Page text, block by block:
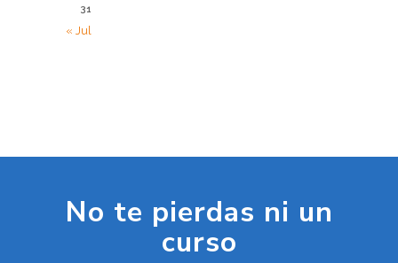
31
« Jul
No te pierdas ni un
curso